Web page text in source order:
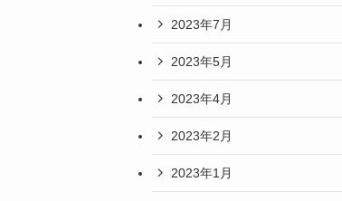
2023年7月
2023年5月
2023年4月
2023年2月
2023年1月